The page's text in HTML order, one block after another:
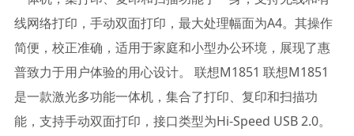
线网络打印，手动双面打印，最大处理幅面为A4。其操作
简便，校正准确，适用于家庭和小型办公环境，展现了惠
普致力于用户体验的用心设计。 联想M1851 联想M1851
是一款激光多功能一体机，集合了打印、复印和扫描功
能，支持手动双面打印，接口类型为Hi-Speed USB 2.0。